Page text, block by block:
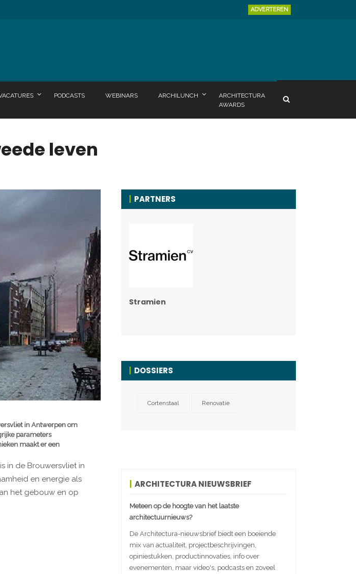
ADVERTEREN
PODCASTS WEBINARS ARCHILUNCH
ARCHITECTURA
AWARDS
leven
in Antwerpen om
parameters
maakt er een
in de Brouwersvliet in
en energie als
het gebouw en op
PARTNERS
Stramien
DOSSIERS
Cortenstaal Renovatie
ARCHITECTURA NIEUWSBRIEF
Meteen op de hoogte van het laatste
architectuurnieuws?
De Architectura-nieuwsbrief biedt een boeiende
mix van actualiteit, projectbeschrijvingen,
opiniestukken, productinnovaties, info over
evenementen, maar video's, podcasts en zoveel